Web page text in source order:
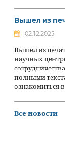
Вышел из
02.12.2025
Вышел из
научных
полными
ознакомиться
Все новости